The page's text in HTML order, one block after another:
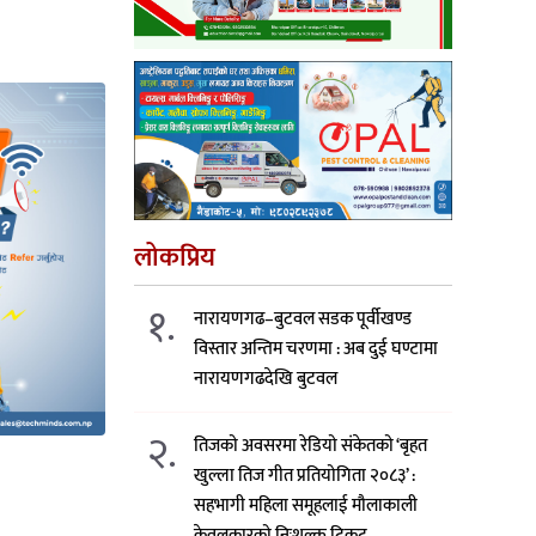
लोकप्रिय
१.
नारायणगढ–बुटवल सडक पूर्वीखण्ड
विस्तार अन्तिम चरणमा : अब दुई घण्टामा
नारायणगढदेखि बुटवल
२.
तिजको अवसरमा रेडियो संकेतको ‘बृहत
खुल्ला तिज गीत प्रतियोगिता २०८३’ :
सहभागी महिला समूहलाई मौलाकाली